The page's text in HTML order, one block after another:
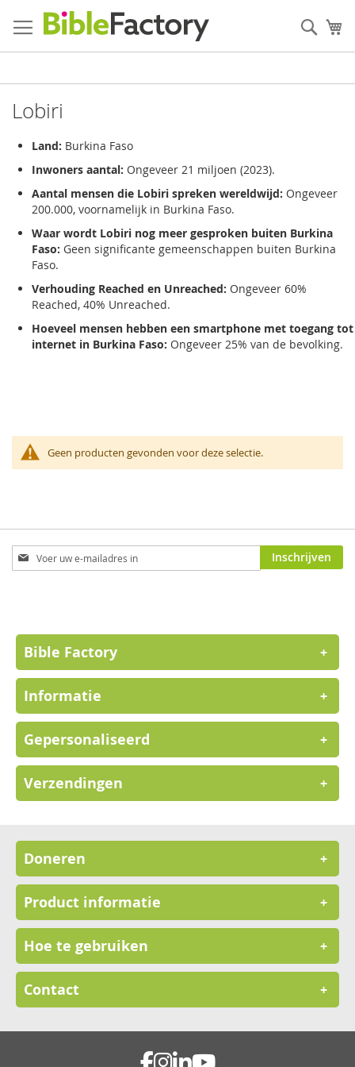
naar
de
inhoud
Zoek
Lobiri
Land: Burkina Faso
Inwoners aantal: Ongeveer 21 miljoen (2023).
Aantal mensen die Lobiri spreken wereldwijd: Ongeveer
200.000, voornamelijk in Burkina Faso.
Waar wordt Lobiri nog meer gesproken buiten Burkina
Faso: Geen significante gemeenschappen buiten Burkina
Faso.
Verhouding Reached en Unreached: Ongeveer 60%
Reached, 40% Unreached.
Hoeveel mensen hebben een smartphone met toegang tot
internet in Burkina Faso: Ongeveer 25% van de bevolking.
Geen producten gevonden voor deze selectie.
Abonneer
u
Inschrijven
Bible Factory +
Informatie +
Gepersonaliseerd +
Verzendingen +
Doneren +
Product informatie +
Hoe te gebruiken +
Contact +